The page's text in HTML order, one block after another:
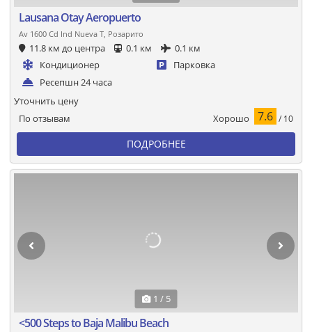
Lausana Otay Aeropuerto
Av 1600 Cd Ind Nueva T, Розарито
11.8 км до центра 0.1 км
0.1 км
Кондиционер
Парковка
Ресепшн 24 часа
По отзывам Хорошо 7.6 / 10
Уточнить цену
ПОДРОБНЕЕ
1 / 5
<500 Steps to Baja Malibu Beach